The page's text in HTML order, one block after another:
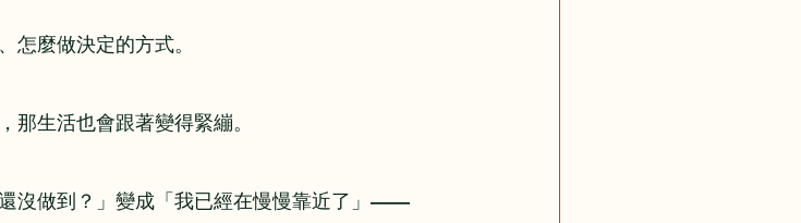
怎麼做決定的方式。
那生活也會跟著變得緊繃。
沒做到？」變成「我已經在慢慢靠近了」——